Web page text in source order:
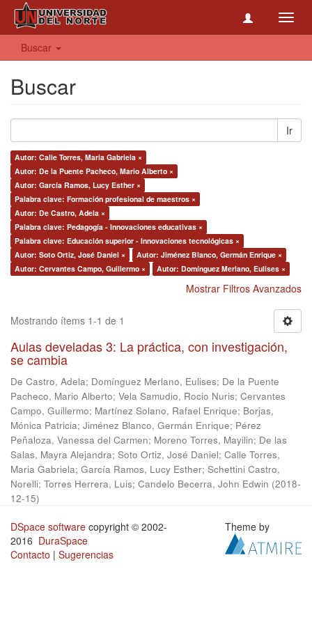
Buscar
Buscar
Ir
Autor: Calle Torres, Maria Gabriela ×
Autor: De la Puente Pacheco, Mario Alberto ×
Autor: García Ramos, Lucy Esther ×
Palabra clave: Formación profesional de maestros ×
Autor: De Castro, Adela ×
Palabra clave: Pedagogía - Innovaciones educativas ×
Palabra clave: Educación superior - Innovaciones tecnológicas ×
Autor: Soto Ortiz, José Daniel ×
Autor: Jiménez Blanco, Germán Enrique ×
Autor: Cervantes Campo, Guillermo ×
Autor: Domínguez Merlano, Eulises ×
Mostrar Filtros Avanzados
Mostrando ítems 1-1 de 1
Aulas develadas 3: La práctica, con investigación,
se cambia
De Castro, Adela; Domínguez Merlano, Eulises; De la Puente
Pacheco, Mario Alberto; Vela Samudio, Rocio Nuris; Cervantes
Campo, Guillermo; Martínez Solano, Rafael Enrique; Borjas,
Mónica Patricia; Jiménez Blanco, Germán Enrique; Pérez
Peñaloza, Vanessa del Carmen; Moreno Torres, Mayilin; De las
Salas, Mayra Alejandra; Soto Ortiz, José Daniel; Calle Torres,
Maria Gabriela; García Ramos, Lucy Esther; Schettini Castro,
Norelli; Torres Herrera, Luis; Candelo Becerra, John Edwin (2018-
12-15)
DSpace software copyright © 2002-
2016 DuraSpace
Contacto | Sugerencias
Theme by